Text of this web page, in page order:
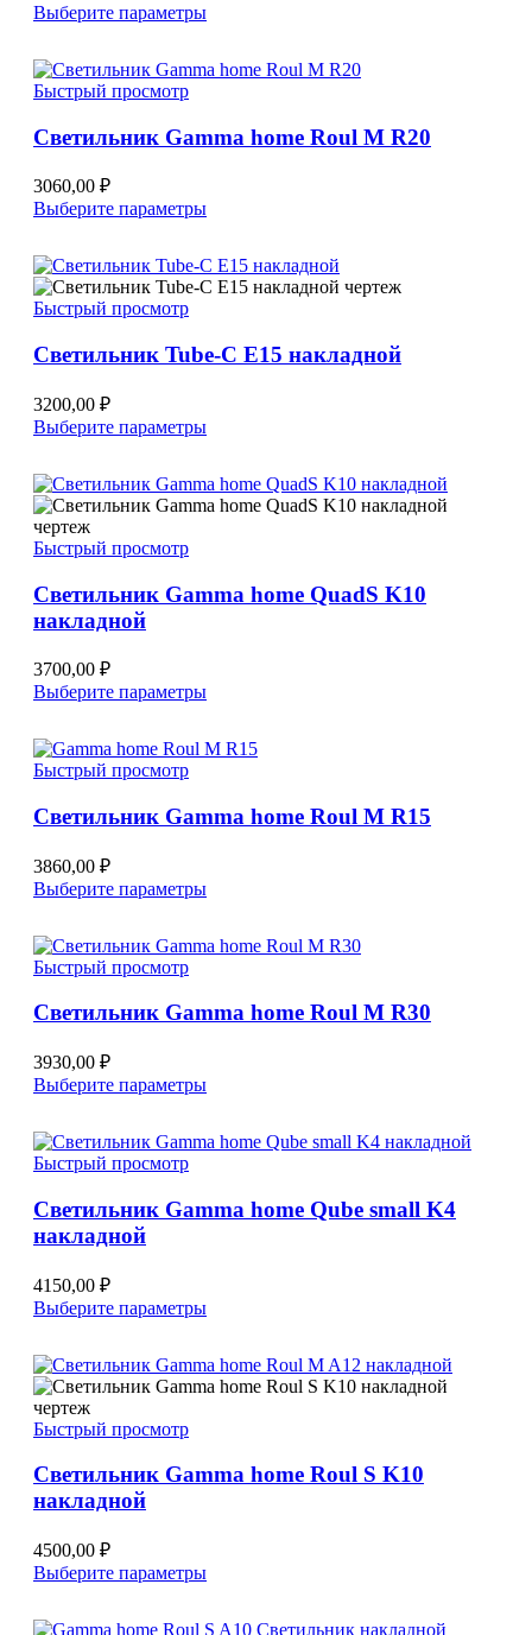
Выберите параметрыЭтот
несколько
можно
странице
Быстрый просмотр
Светильник Gamma home Roul M R20
3060,00 ₽
Выберите параметрыЭтот
несколько
вариаций.
выбрать
товара.
Быстрый просмотр
Светильник Tube-C E15 накладной
3200,00 ₽
Выберите параметрыЭтот
несколько
вариаций.
на
Быстрый просмотр
Светильник Gamma home QuadS K10
накладной
3700,00 ₽
Выберите параметрыЭтот
несколько
можно
странице
товара.
Быстрый просмотр
Светильник Gamma home Roul M R15
3860,00 ₽
Выберите параметрыЭтот
несколько
можно
странице
Быстрый просмотр
Светильник Gamma home Roul M R30
3930,00 ₽
Выберите параметрыЭтот
несколько
можно
Быстрый просмотр
Светильник Gamma home Qube small K4
накладной
4150,00 ₽
Выберите параметрыЭтот
несколько
вариаций.
на
Быстрый просмотр
Светильник Gamma home Roul S K10
накладной
4500,00 ₽
Выберите параметрыЭтот